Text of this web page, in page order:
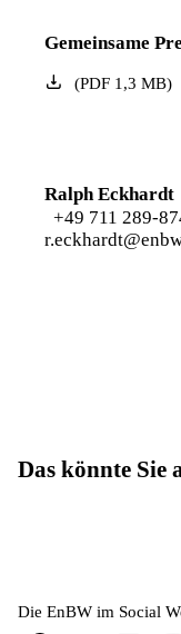
Gemeinsame
(PDF1,3 MB)
Ralph Eckhardt
+49 711 289-
Das könnte Sie
Die EnBW im Social